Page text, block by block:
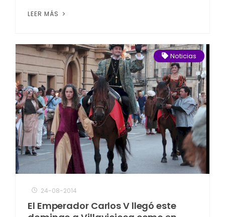
LEER MÁS
Noticias
24-08-2014
El Emperador Carlos V llegó este